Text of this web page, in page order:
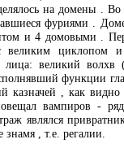
на домены . Во
фуриями .
и 4 домовыми .
великим циклопом
лица: великий волхв
функции
казначей , как видно
вампиров -
являлся
, т.е. регалии.